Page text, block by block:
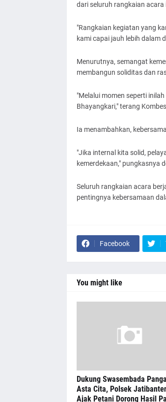
dari seluruh rangkaian
​"Rangkaian kegiatan yang
kami capai jauh lebih dalam
​Menurutnya, semangat
membangun soliditas dan
​"Melalui momen seperti
Bhayangkari," terang
Ia menambahkan,
"Jika internal kita solid,
kemerdekaan," pungkasnya
​Seluruh rangkaian acara
pentingnya kebersamaan
Facebook
You might like
Dukung Swasembada
Asta Cita, Polsek
Ajak Petani Dorong Hasil